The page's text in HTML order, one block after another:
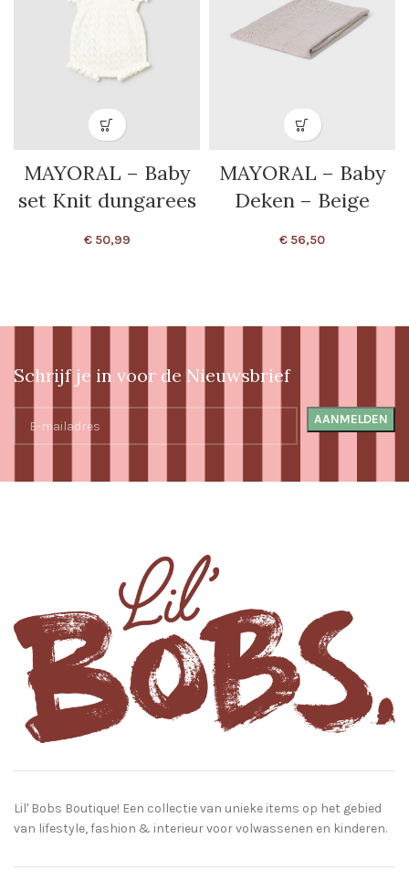
MAYORAL – Baby
set Knit dungarees
€50,99
MAYORAL – Baby
Deken – Beige
€ 56,50
Schrijf je in voor de Nieuwsbrief
Lil' Bobs Boutique! Een collectie van unieke items op het gebied
van lifestyle, fashion & interieur voor volwassenen en kinderen.